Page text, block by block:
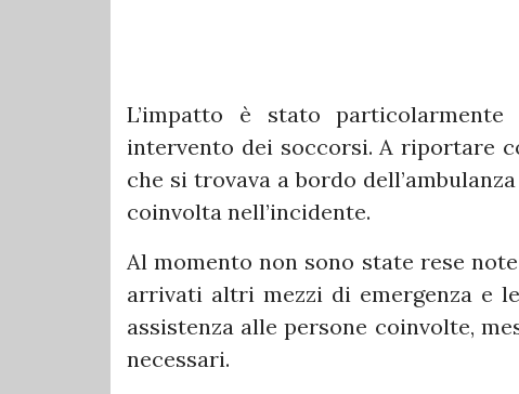
L’impatto è stato
intervento dei soccorsi. A riportare
che si trovava a bordo
coinvolta nell’incidente.
Al momento non sono state rese
arrivati altri mezzi di emergenza e
assistenza alle persone coinvolte,
necessari.